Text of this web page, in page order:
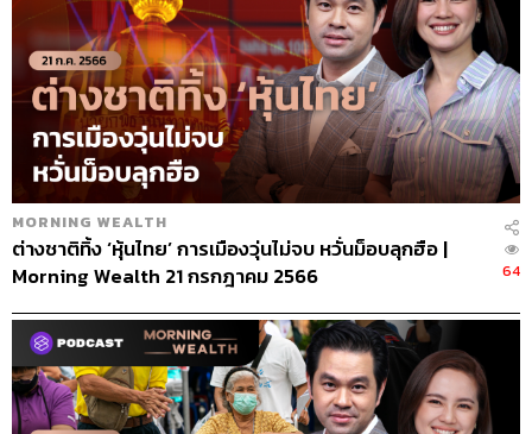
MORNING WEALTH
ต่างชาติทิ้ง ‘หุ้นไทย’ การเมืองวุ่นไม่จบ หวั่นม็อบลุกฮือ |
Morning Wealth 21 กรกฎาคม 2566
64